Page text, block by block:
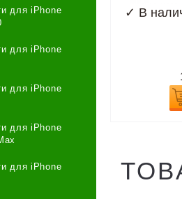
для iPhone
для iPhone
для iPhone
для iPhone
для iPhone
✓ В